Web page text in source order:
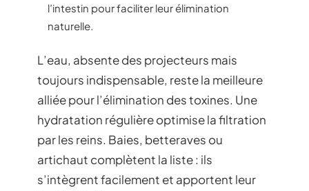
l’intestin pour faciliter leur élimination
naturelle.
L’eau, absente des projecteurs mais
toujours indispensable, reste la meilleure
alliée pour l’élimination des toxines. Une
hydratation régulière optimise la filtration
par les reins. Baies, betteraves ou
artichaut complètent la liste : ils
s’intègrent facilement et apportent leur